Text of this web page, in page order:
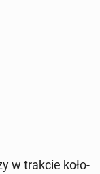
w trakcie ko­ło­